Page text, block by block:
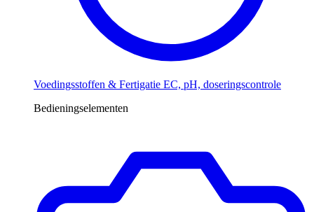
Voedingsstoffen & Fertigatie EC, pH, doseringscontrole
Bedieningselementen